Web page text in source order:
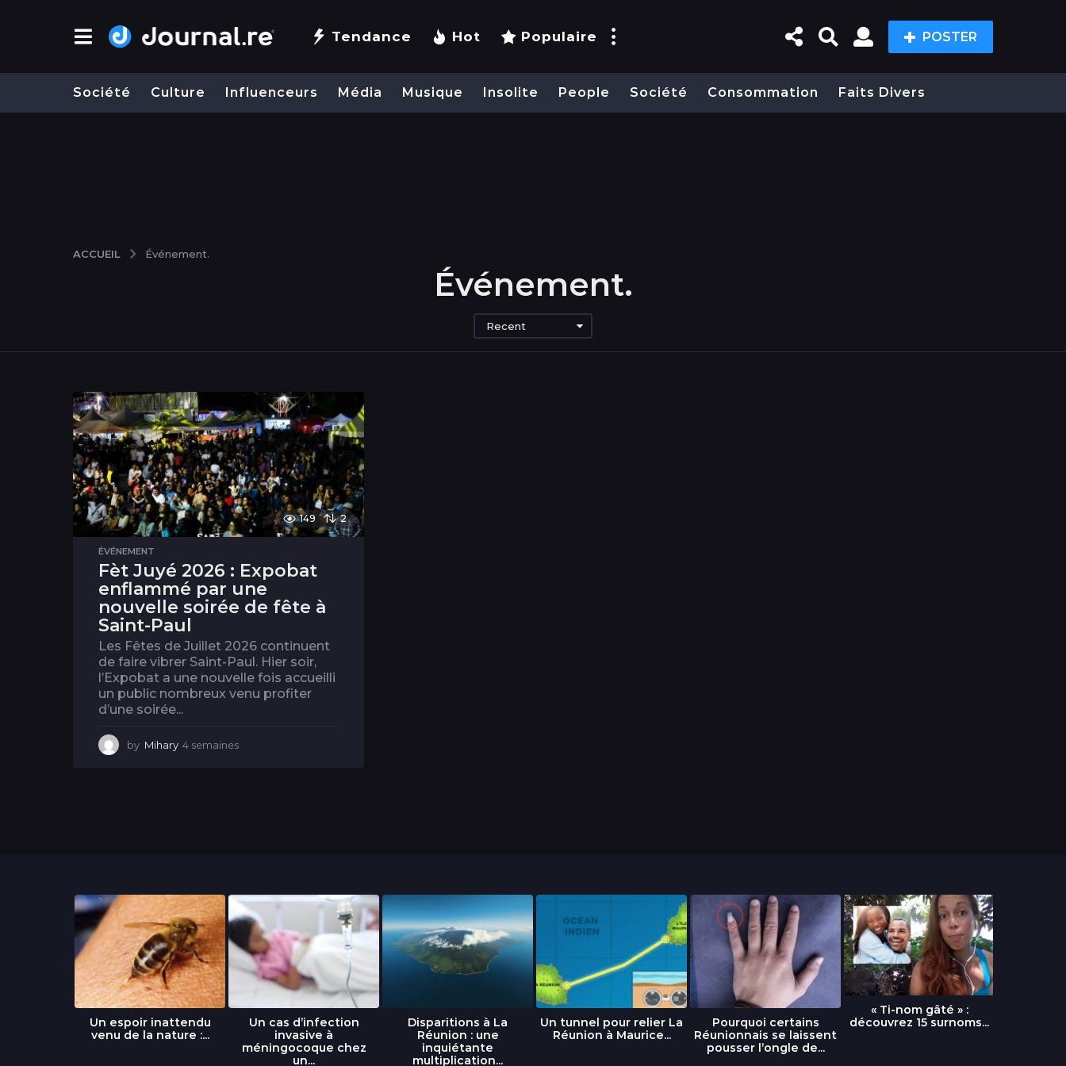
Tendance Hot Populaire POSTER
Société Culture Influenceurs Média Musique Insolite People Société Consommation Faits Divers
ACCUEIL Événement.
Événement.
Recent
149 2
ÉVÉNEMENT
Fèt Juyé 2026 : Expobat
enflammé par une
nouvelle soirée de fête à
Saint-Paul
Les Fêtes de Juillet 2026 continuent
de faire vibrer Saint-Paul. Hier soir,
l’Expobat a une nouvelle fois accueilli
un public nombreux venu profiter
d’une soirée...
by Mihary 4 semaines
Un espoir inattendu
venu de la nature :...
Un cas d’infection
invasive à
méningocoque chez
un...
Disparitions à La
Réunion : une
inquiétante
multiplication...
Un tunnel pour relier La
Réunion à Maurice...
Pourquoi certains
Réunionnais se laissent
pousser l’ongle de...
« Ti-nom gâté » :
découvrez 15 surnoms...